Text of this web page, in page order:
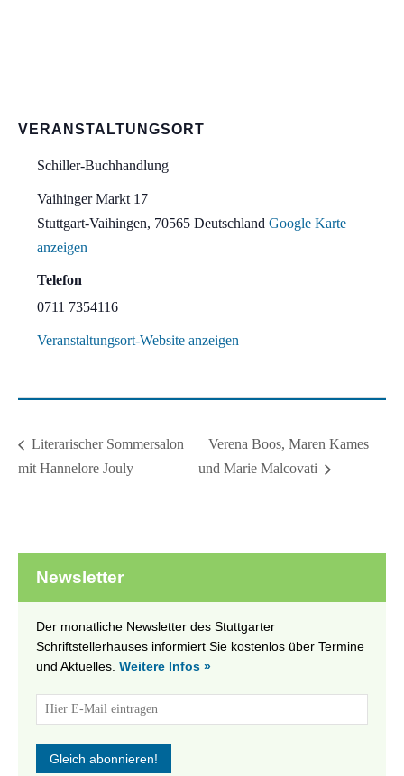
VERANSTALTUNGSORT
Schiller-Buchhandlung
Vaihinger Markt 17
Stuttgart-Vaihingen, 70565 Deutschland Google Karte
anzeigen
Telefon
0711 7354116
Veranstaltungsort-Website anzeigen
Literarischer Sommersalon
mit Hannelore Jouly
Verena Boos, Maren Kames
und Marie Malcovati
Newsletter
Der monatliche Newsletter des Stuttgarter
Schriftstellerhauses informiert Sie kostenlos über Termine
und Aktuelles. Weitere Infos »